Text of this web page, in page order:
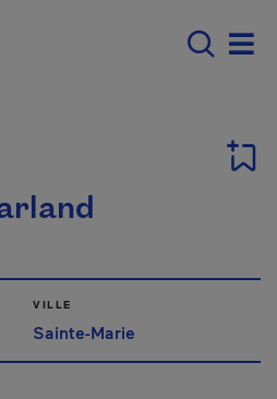
navigation -
VILLE
Sainte-Marie